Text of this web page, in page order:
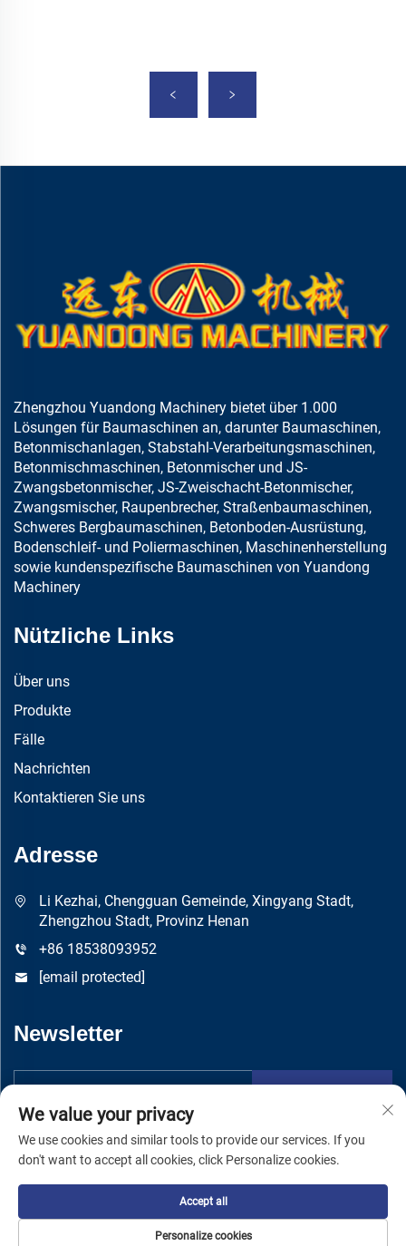
Zhengzhou Yuandong Machinery bietet über 1.000
Lösungen für Baumaschinen an, darunter Baumaschinen,
Betonmischanlagen, Stabstahl-Verarbeitungsmaschinen,
Betonmischmaschinen, Betonmischer und JS-
Zwangsbetonmischer, JS-Zweischacht-Betonmischer,
Zwangsmischer, Raupenbrecher, Straßenbaumaschinen,
Schweres Bergbaumaschinen, Betonboden-Ausrüstung,
Bodenschleif- und Poliermaschinen, Maschinenherstellung
sowie kundenspezifische Baumaschinen von Yuandong
Machinery
Nützliche Links
Über uns
Produkte
Fälle
Nachrichten
Kontaktieren Sie uns
Adresse
Li Kezhai, Chengguan Gemeinde, Xingyang Stadt,
Zhengzhou Stadt, Provinz Henan
+86 18538093952
[email protected]
Newsletter
Copyright © Zhengzhou Yuandong Machinery Manufacturing Co.,
Datenschutzrichtlinie
We value your privacy
We use cookies and similar tools to provide our services. If you
don't want to accept all cookies, click Personalize cookies.
Personalize cookies
Accept all